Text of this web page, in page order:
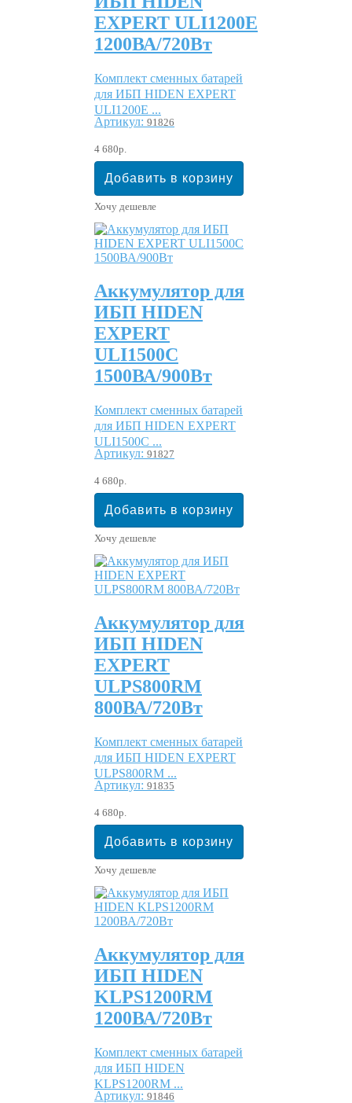
EXPERT ULI1200E
1200ВА/720Вт
Комплект сменных батарей
для ИБП HIDEN EXPERT
ULI1200E ...
Артикул: 91826
4 680р.
Хочу дешевле
Аккумулятор для
ИБП HIDEN
EXPERT
ULI1500C
1500ВА/900Вт
Комплект сменных батарей
для ИБП HIDEN EXPERT
ULI1500C ...
Артикул: 91827
4 680р.
Хочу дешевле
Аккумулятор для
ИБП HIDEN
EXPERT
ULPS800RM
800ВА/720Вт
Комплект сменных батарей
для ИБП HIDEN EXPERT
ULPS800RM ...
Артикул: 91835
4 680р.
Хочу дешевле
Аккумулятор для
ИБП HIDEN
KLPS1200RM
1200ВА/720Вт
Комплект сменных батарей
для ИБП HIDEN
KLPS1200RM ...
Артикул: 91846